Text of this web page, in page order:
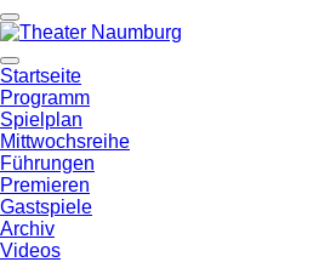
Startseite
Programm
Spielplan
Mittwochsreihe
Führungen
Premieren
Gastspiele
Archiv
Videos